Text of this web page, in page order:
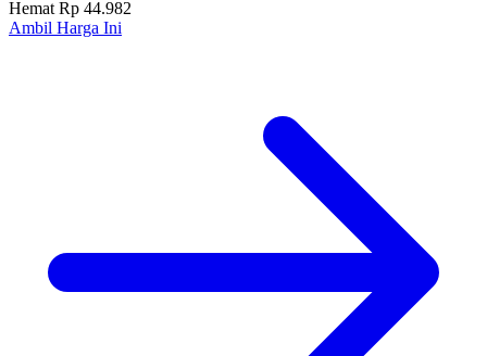
Hemat Rp 44.982
Ambil Harga Ini